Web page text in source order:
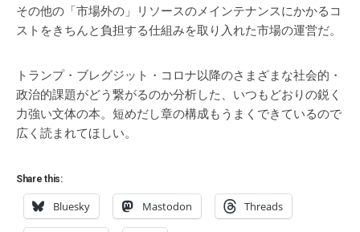
その他の「市場外の」リソースのメインテナンスにかかるコ
ストをきちんと負担する仕組みを取り入れた市場の運営だ。
トランプ・ブレグジット・コロナ以降のさまざまな社会的・
政治的課題がどう繋がるのか分析した、いつもどおりの鋭く
力強い文体の本。短めだし章の構成もうまくできているので
広く読まれてほしい。
Share this:
Bluesky Mastodon Threads